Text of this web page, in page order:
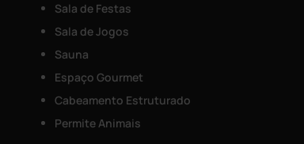
Sala de Festas
Sala de Jogos
Sauna
Espaço Gourmet
Cabeamento Estruturado
Permite Animais